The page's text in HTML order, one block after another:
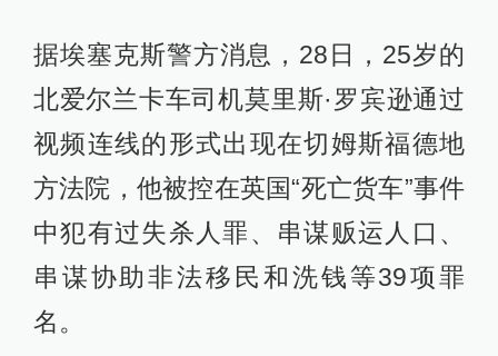
据埃塞克斯警方消息，28日，25岁的
北爱尔兰卡车司机莫里斯·罗宾逊通过
视频连线的形式出现在切姆斯福德地
方法院，他被控在英国“死亡货车”事件
中犯有过失杀人罪、串谋贩运人口、
串谋协助非法移民和洗钱等39项罪
名。